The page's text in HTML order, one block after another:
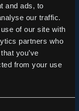
and ads, to
our traffic.
of our site with
partners who
you’ve
from your use